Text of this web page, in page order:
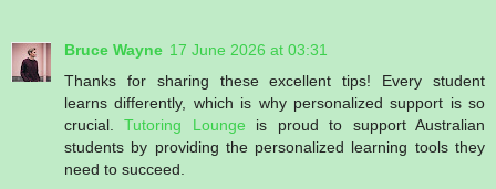
Bruce Wayne 17 June 2026 at 03:31
Thanks for sharing these excellent tips! Every student
learns differently, which is why personalized support is so
crucial.Tutoring Lounge is proud to support Australian
students by providing the personalized learning tools they
need to succeed.